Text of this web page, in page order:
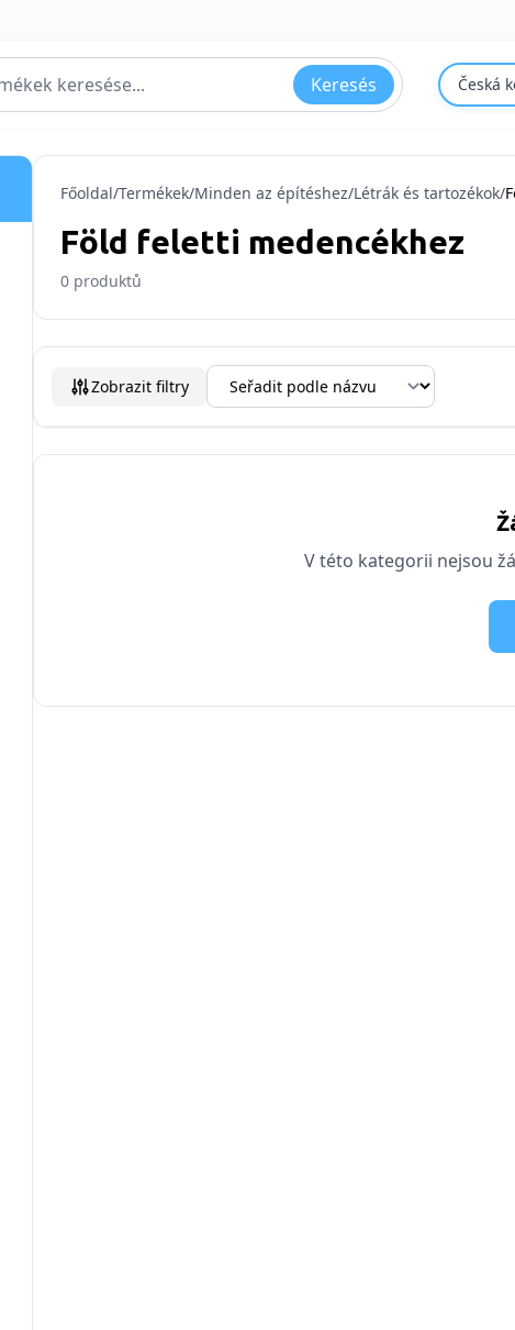
Keresés Česká
Főoldal/Termékek/Minden az építéshez/Létrák és tartozékok/
Föld feletti medencékhez
0 produktů
Zobrazit filtry
V této kategorii nejsou